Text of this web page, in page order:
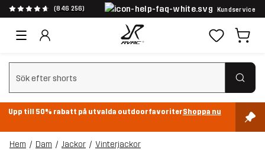
(846 256) Kundservice
Rensa sök
Upp till 50% rabatt på utvalda outdoorfavoriterShoppa nu
Hem Dam Jackor Vinterjackor